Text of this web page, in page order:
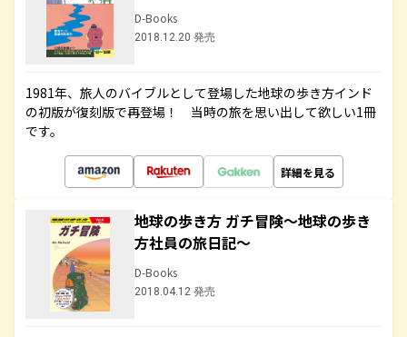
D-Books
2018.12.20 発売
1981年、旅人のバイブルとして登場した地球の歩き方インド
の初版が復刻版で再登場！ 当時の旅を思い出して欲しい1冊
です。
詳細を見る
地球の歩き方 ガチ冒険～地球の歩き
方社員の旅日記～
D-Books
2018.04.12 発売